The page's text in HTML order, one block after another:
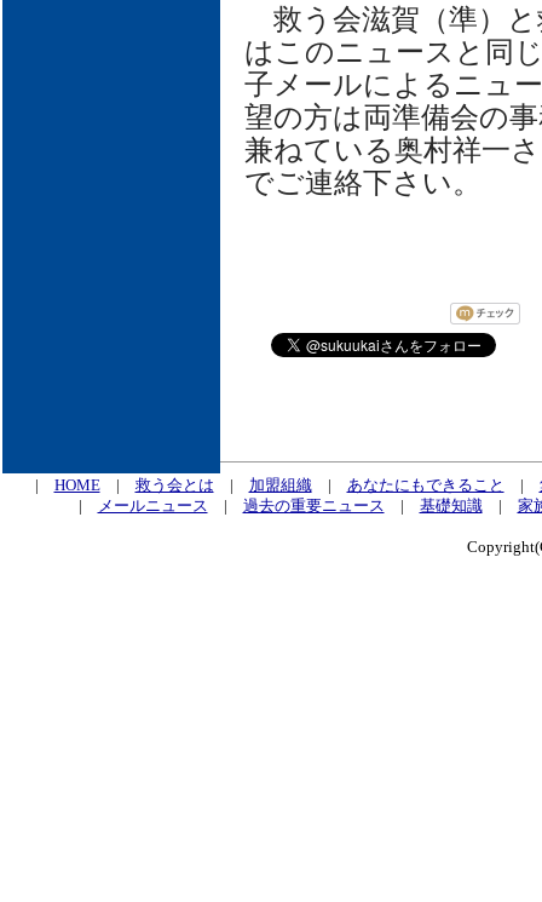
救う会滋賀（準）
はこのニュースと同
子メールによるニュ
望の方は両準備会の
兼ねている奥村祥一
でご連絡下さい。
| HOME| 救う会とは | 加盟組織| あなたにもできること |
|
メールニュース | 過去の重要ニュース | 基礎知識| 家